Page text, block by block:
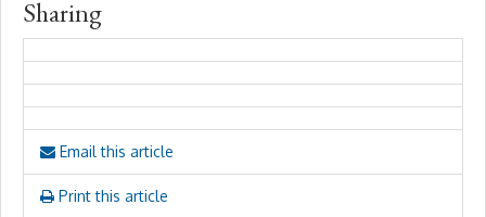
z
o
2
0
Sharing
Email this article
Print this article